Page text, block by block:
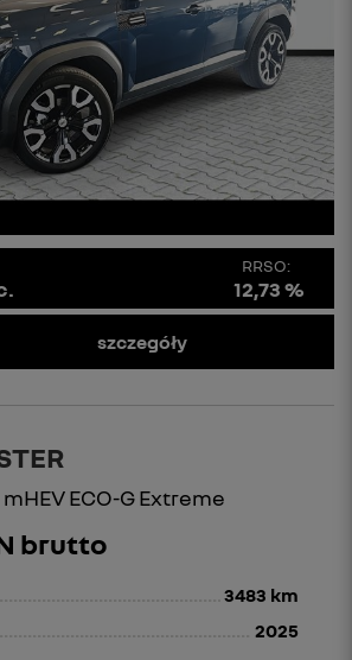
RRSO:
12,73 %
szczegóły
ECO-G Extreme
brutto
3483 km
2025